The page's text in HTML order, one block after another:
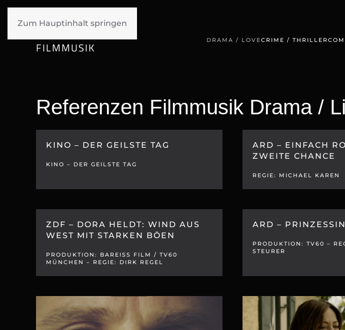
Zum Hauptinhalt springen
SIGGI MUELLER
FILMMUSIK
DRAMA / LOVECRIME / THRILLER
Referenzen Filmmusik Drama /
KINO – DER GEILSTE TAG
KINO – DER GEILSTE TAG
ARD – EINFACH
ZWEITE CHANCE
REGIE: MICHAEL KAREN
ZDF – DORA HELDT: WIND AUS
WEST MIT STARKEN BÖEN
PRODUKTION: BAREISS FILM / TV60
MÜNCHEN – REGIE: DIRK REGEL
ARD –
PRODUKTION: TV60 –
STEURER